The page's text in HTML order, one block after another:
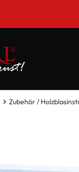
Zubehör /